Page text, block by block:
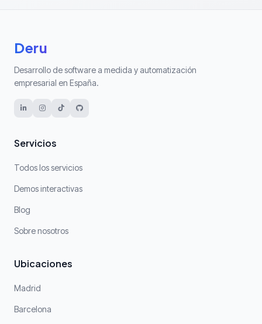
Deru
Desarrollo de software a medida y automatización
empresarial en España.
Servicios
Todos los servicios
Demos interactivas
Blog
Sobre nosotros
Ubicaciones
Madrid
Barcelona